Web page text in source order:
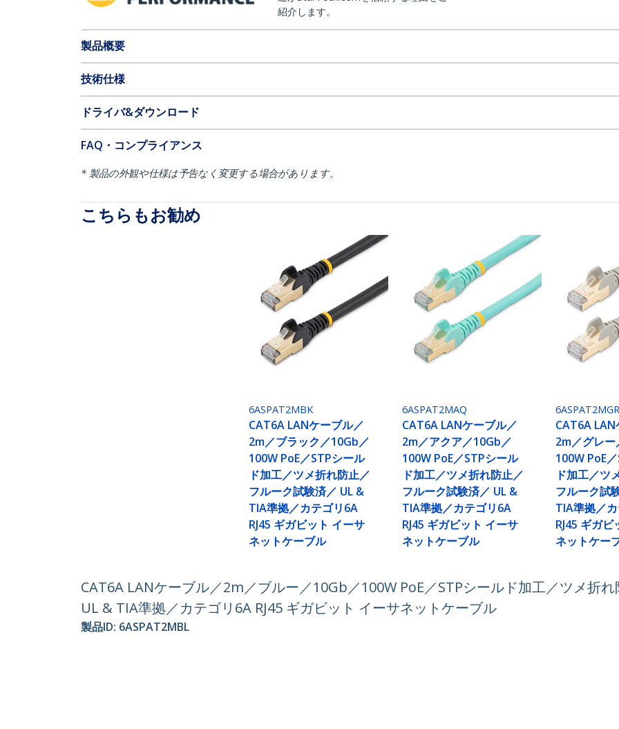
紹介します。
製品概要
技術仕様
ドライバ&ダウンロード
FAQ・コンプライアンス
* 製品の外観や仕様は予告なく変更する場合があります。
こちらもお勧め
6ASPAT2MBK
CAT6A LANケーブル／
2m／ブラック／10Gb／
100W PoE／STPシール
ド加工／ツメ折れ防止／
フルーク試験済／ UL &
TIA準拠／カテゴリ6A
RJ45 ギガビット イーサ
ネットケーブル
6ASPAT2MAQ
CAT6A LANケーブル／
2m／アクア／10Gb／
100W PoE／STPシール
ド加工／ツメ折れ防止／
フルーク試験済／ UL &
TIA準拠／カテゴリ6A
RJ45 ギガビット イーサ
ネットケーブル
CAT6A
2m／グレ
100W PoE
ド加工／ツ
フルーク試
TIA準拠／
RJ45 ギガ
ネットケー
CAT6A LANケーブル／2m／ブルー／10Gb／100W PoE／STPシールド加工／ツメ折
UL & TIA準拠／カテゴリ6A RJ45 ギガビット イーサネットケーブル
製品ID: 6ASPAT2MBL